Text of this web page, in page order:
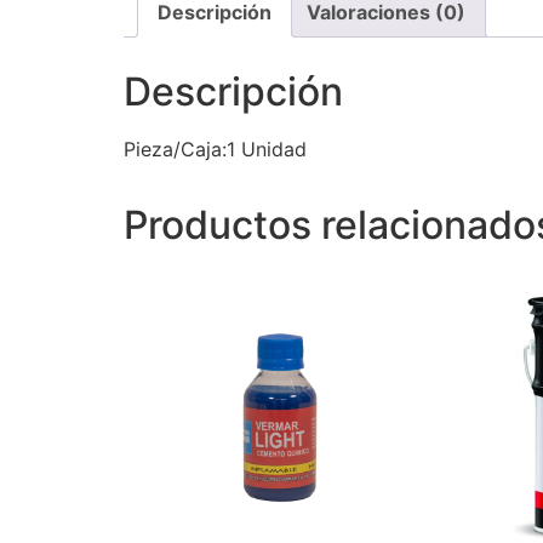
Descripción Valoraciones (0)
Descripción
Pieza/Caja:1 Unidad
Productos